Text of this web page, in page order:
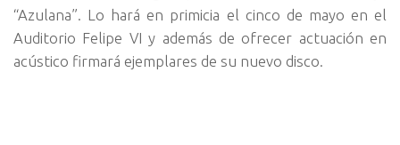
“Azulana”. Lo hará en primicia el cinco de mayo en el
Auditorio Felipe VI y además de ofrecer actuación en
acústico firmará ejemplares de su nuevo disco.